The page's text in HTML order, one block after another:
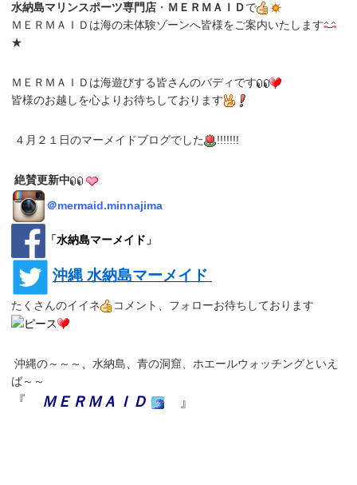
水納島マリンスポーツ専門店 ・ ＭＥＲＭＡＩＤで
ＭＥＲＭＡＩＤは海の未体験ゾーンへ皆様をご案内いたします
★
ＭＥＲＭＡＩＤは海遊びする皆さんのバディです
皆様のお越しを心よりお待ちしております
４月２１日のマーメイドブログでした !!!!!!!
絶賛更新中
＠mermaid.minnajima
「水納島マーメイド 」
沖縄 水納島マーメイド
たくさんのイイネ コメント、フォローお待ちしております
沖縄の～～～、水納島、青の洞窟、ホエールウォッチングといえ
ば～～
『 ＭＥＲＭＡＩＤ 』